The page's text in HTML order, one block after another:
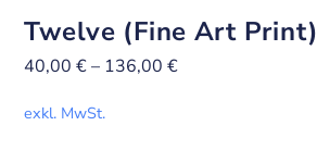
Twelve (Fine Art Print)
40,00€– 136,00€
exkl. MwSt.